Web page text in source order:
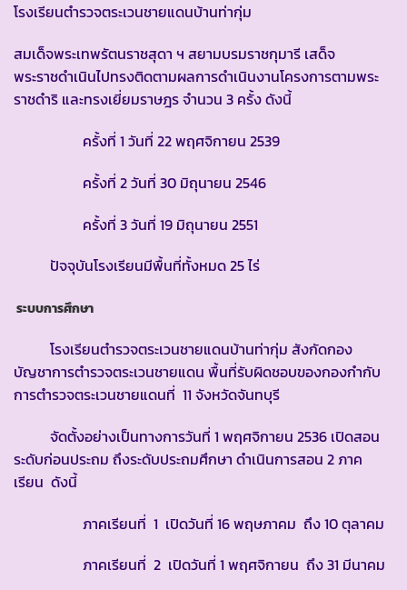
โรงเรียนตำรวจตระเวนชายแดนบ้านท่ากุ่ม
สมเด็จพระเทพรัตนราชสุดา ฯ สยามบรมราชกุมารี เสด็จ
พระราชดำเนินไปทรงติดตามผลการดำเนินงานโครงการตามพระ
ราชดำริ และทรงเยี่ยมราษฎร จำนวน 3 ครั้ง ดังนี้
ครั้งที่ 1 วันที่ 22 พฤศจิกายน 2539
ครั้งที่ 2 วันที่ 30 มิถุนายน 2546
ครั้งที่ 3 วันที่ 19 มิถุนายน 2551
ปัจจุบันโรงเรียนมีพื้นที่ทั้งหมด 25 ไร่
ระบบการศึกษา
โรงเรียนตำรวจตระเวนชายแดนบ้านท่ากุ่ม สังกัดกอง
บัญชาการตำรวจตระเวนชายแดน พื้นที่รับผิดชอบของกองกำกับ
การตำรวจตระเวนชายแดนที่ 11 จังหวัดจันทบุรี
จัดตั้งอย่างเป็นทางการวันที่ 1 พฤศจิกายน 2536 เปิดสอน
ระดับก่อนประถม ถึงระดับประถมศึกษา ดำเนินการสอน 2 ภาค
เรียน ดังนี้
ภาคเรียนที่ 1 เปิดวันที่ 16 พฤษภาคม ถึง 10 ตุลาคม
ภาคเรียนที่ 2 เปิดวันที่ 1 พฤศจิกายน ถึง 31 มีนาคม